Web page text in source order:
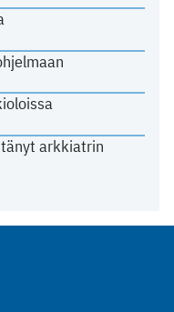
arkkiatrin